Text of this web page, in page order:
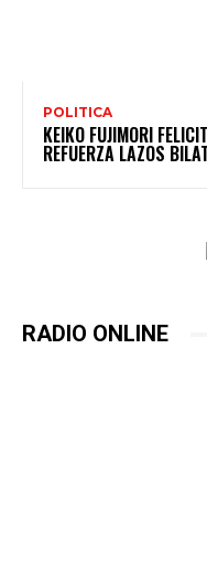
POLITICA
KEIKO FUJIMORI
REFUERZA LAZOS
RADIO ONLINE